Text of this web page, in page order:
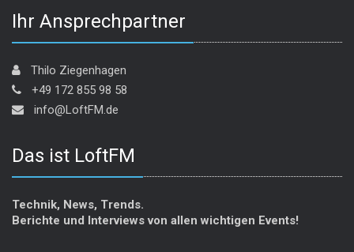
Ihr Ansprechpartner
Thilo Ziegenhagen
+49 172 855 98 58
info@LoftFM.de
Das ist LoftFM
Technik, News, Trends.
Berichte und Interviews von allen wichtigen Events!